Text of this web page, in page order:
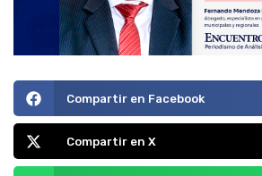
Compartir en Facebook
Compartir en X